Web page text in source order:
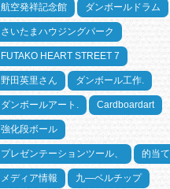
航空発祥記念館 ダンボールドラム
さいたまハウジングパーク
FUTAKO HEART STREET 7
野田英里さん ダンボール工作.
ダンボールアート. Cardboardart
強化段ボール
プレゼンテーションツール、 的当て
メディア情報 九―ベルチップ